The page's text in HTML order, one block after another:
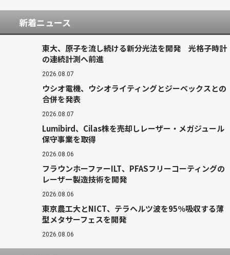
新着ニュース
東大、原子を流し続ける新分光法を開発 光格子時計
の連続計測へ前進
2026.08.07
ウシオ電機、ウシオライティングとジーベックスとの
合併を発表
2026.08.07
Lumibird、Cilas株を売却しレーザー・メガジュール
保守事業を取得
2026.08.06
フラウンホーファーILT、PFASフリーコーティングの
レーザー製造技術を開発
2026.08.06
東京農工大とNICT、テラヘルツ波を95％吸収する薄
型メタサーフェスを開発
2026.08.06